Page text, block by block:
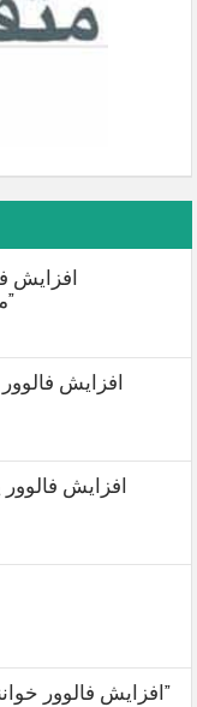
افزایش
محبوب”آقای سعید بنازاده”
افزایش
افزایش
افزایش فالوور خواننده محبوب”معین رمضان”